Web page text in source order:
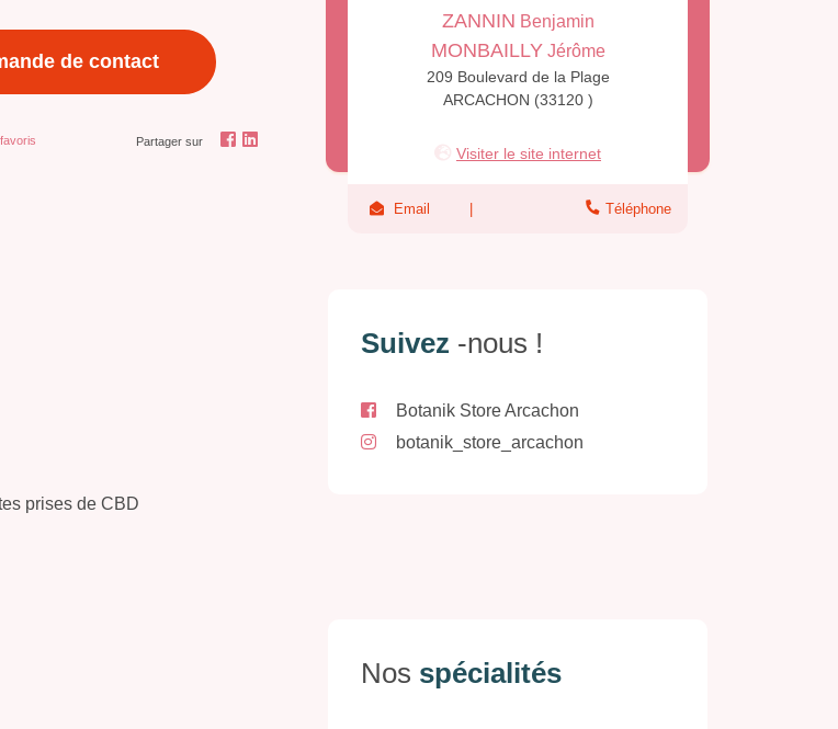
de contact
Partager sur
prises de CBD
ZANNIN Benjamin
MONBAILLYJérôme
209 Boulevard de la Plage
ARCACHON (33120 )
Visiter le site internet
Email Téléphone
Suivez -nous !
Botanik Store Arcachon
botanik_store_arcachon
Nos spécialités